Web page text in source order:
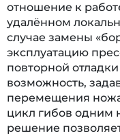
отношение к
удалённом
случае замены
эксплуатацию
повторной
возможность,
перемещения
цикл гибов одним
решение